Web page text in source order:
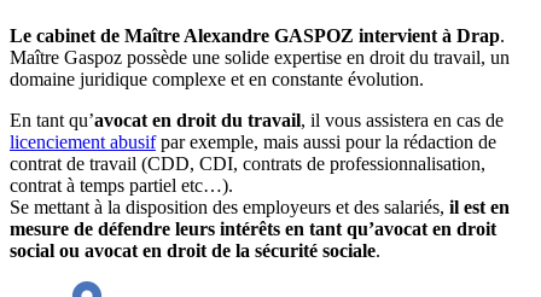
Le cabinet de Maître Alexandre GASPOZ intervient à Drap.
Maître Gaspoz possède une solide expertise en droit du travail, un
domaine juridique complexe et en constante évolution.
En tant qu’avocat en droit du travail, il vous assistera en cas de
licenciement abusifpar exemple, mais aussi pour la rédaction de
contrat de travail (CDD, CDI, contrats de professionnalisation,
contrat à temps partiel etc…).
Se mettant à la disposition des employeurs et des salariés, il est en
mesure de défendre leurs intérêts en tant qu’avocat en droit
social ou avocat en droit de la sécurité sociale.